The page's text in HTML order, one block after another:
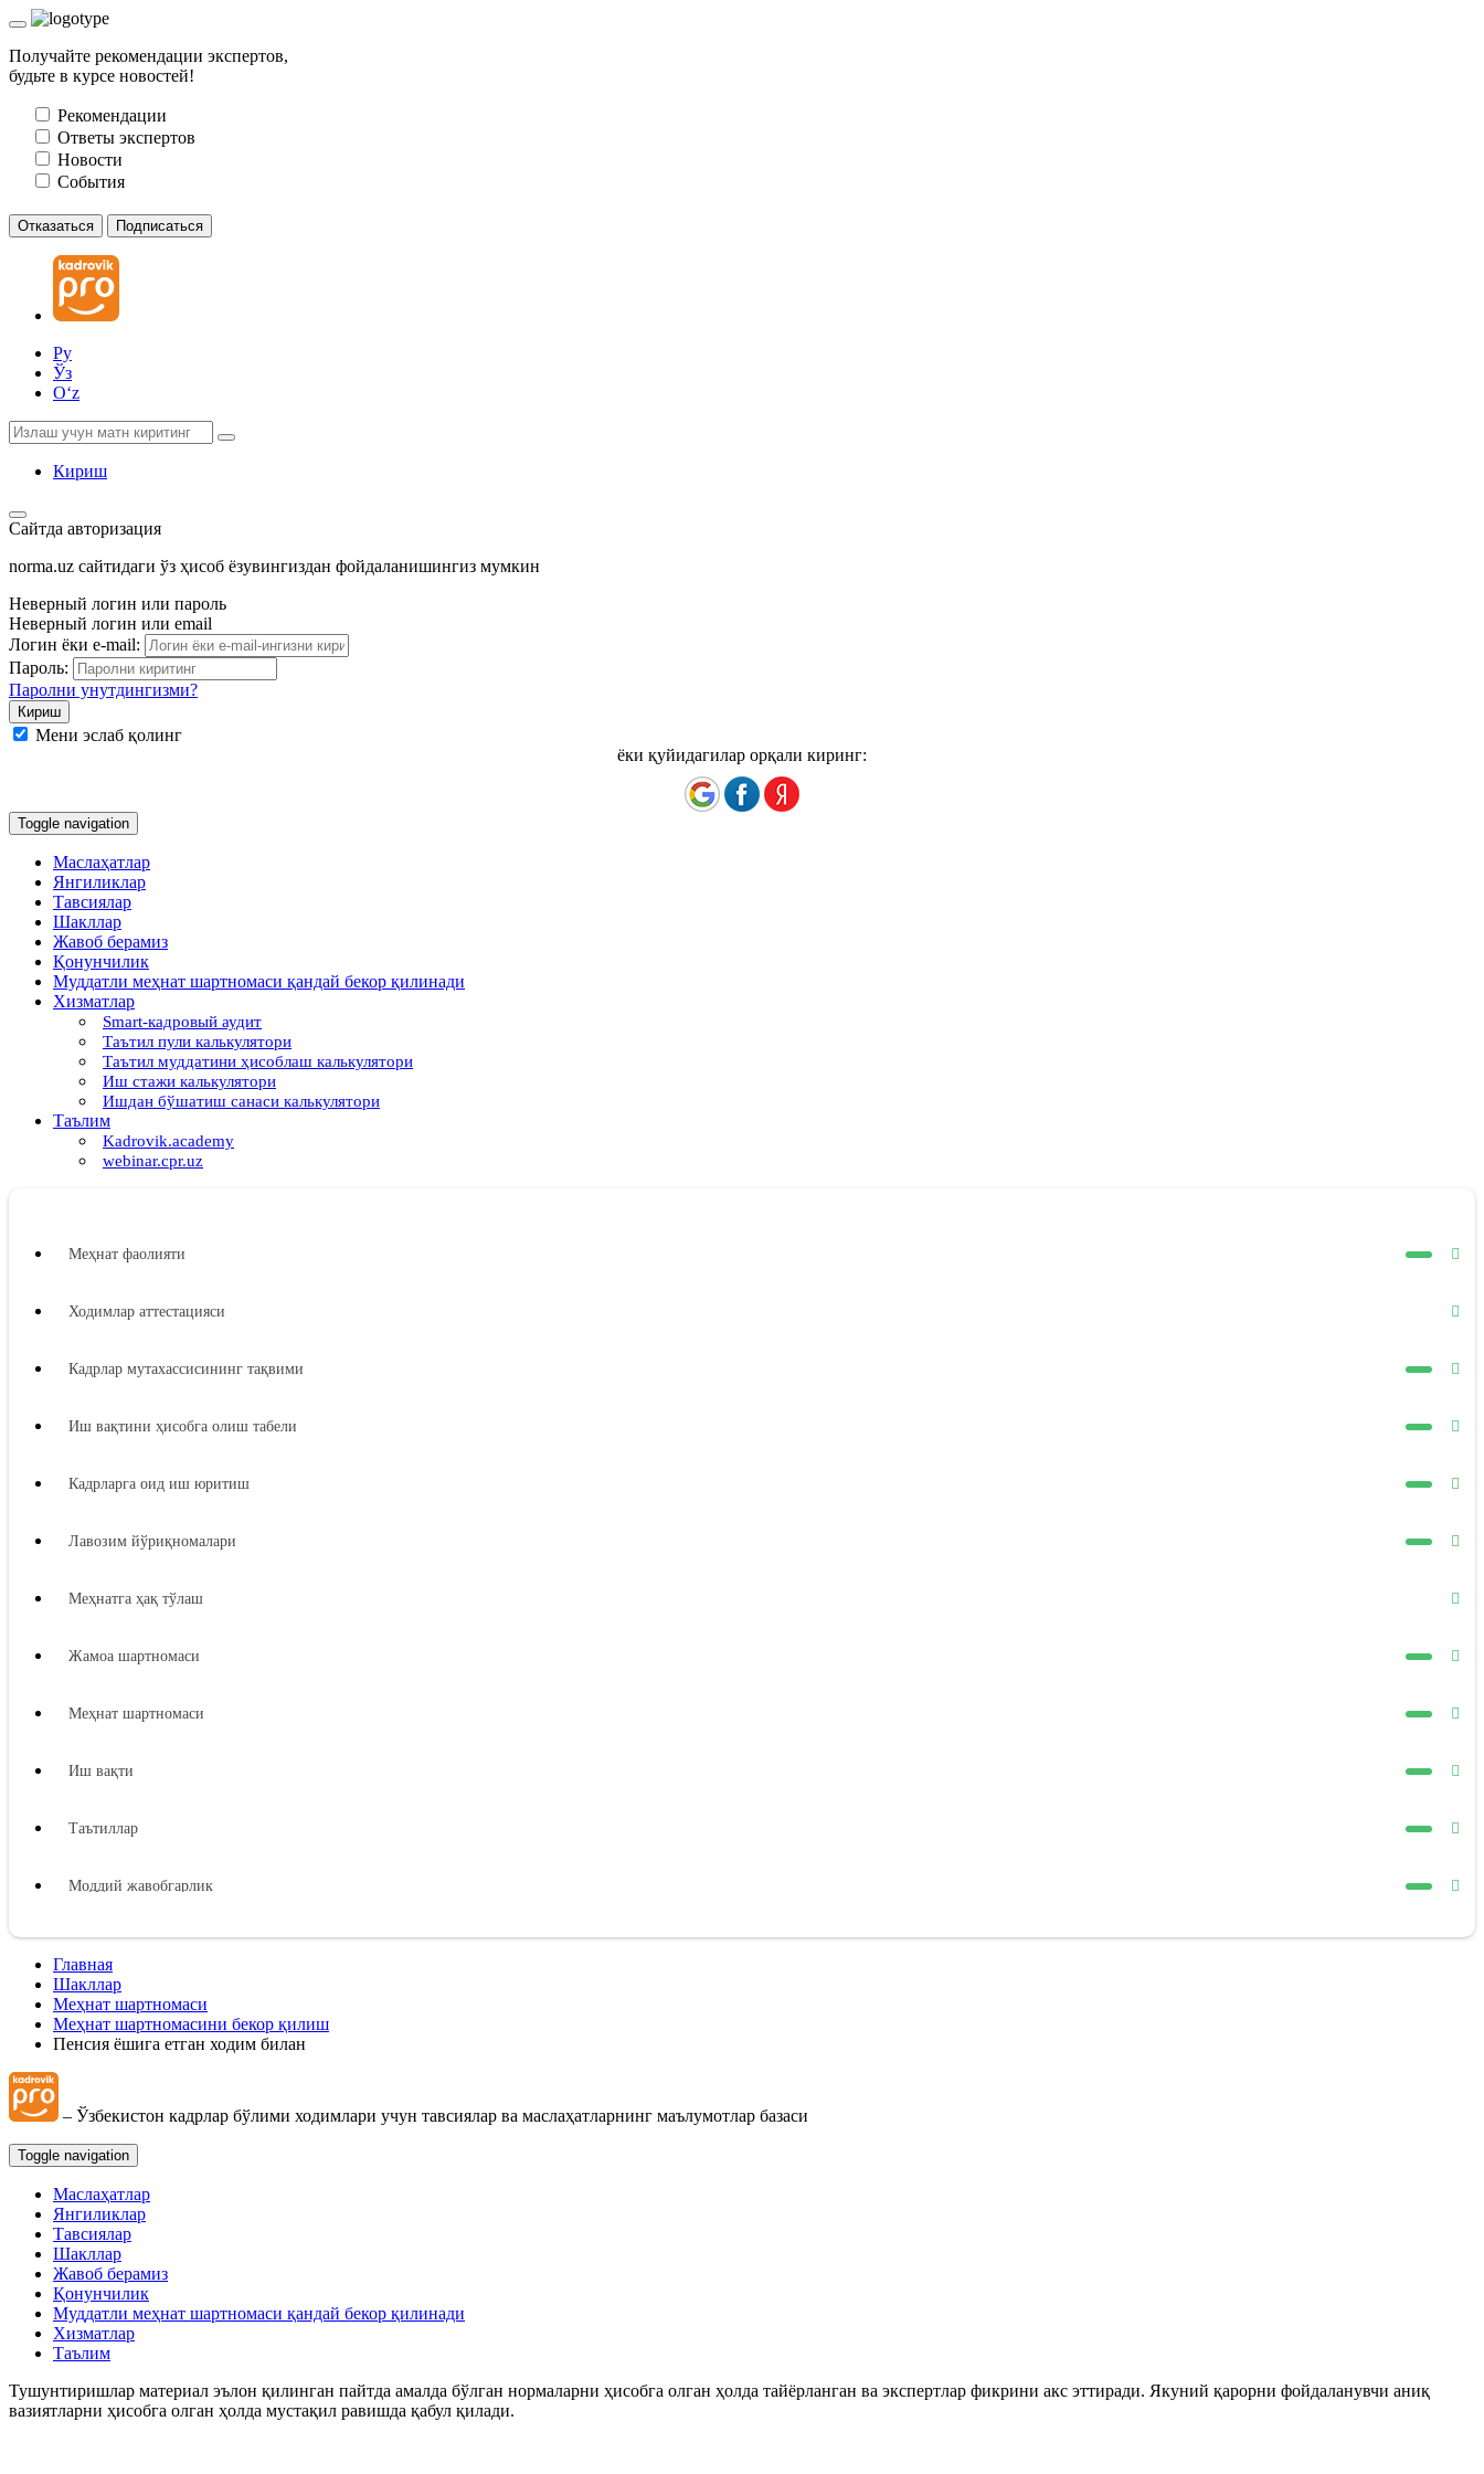
Получайте рекомендации экспертов,
будьте в курсе новостей!
Рекомендации
Ответы экспертов
Новости
События
Отказаться Подписаться
Ру
Ўз
Oʻz
Кириш
Сайтда авторизация
norma.uz сайтидаги ўз ҳисоб ёзувингиздан фойдаланишингиз мумкин
Неверный логин или пароль
Неверный логин или email
Логин ёки e-mail:
Пароль:
Паролни унутдингизми?
Мени эслаб қолинг
ёки қуйидагилар орқали киринг:
Toggle navigation
Маслаҳатлар
Янгиликлар
Тавсиялар
Шакллар
Жавоб берамиз
Қонунчилик
Муддатли меҳнат шартномаси қандай бекор қилинади
Хизматлар
Smart-кадровый аудит
Таътил пули калькулятори
Таътил муддатини ҳисоблаш калькулятори
Иш стажи калькулятори
Ишдан бўшатиш санаси калькулятори
Таълим
Kadrovik.academy
webinar.cpr.uz
Меҳнат фаолияти
Ходимлар аттестацияси
Кадрлар мутахассисининг тақвими
Иш вақтини ҳисобга олиш табели
Кадрларга оид иш юритиш
Лавозим йўриқномалари
Меҳнатга ҳақ тўлаш
Жамоа шартномаси
Меҳнат шартномаси
Иш вақти
Таътиллар
Моддий жавобгарлик
Ходимнинг моддий жавобгарлиги
Интизомий жазо
Тиббий кўрик
Моддий ёрдам
Юридик масалалар
Чек-варақлар
Ташкилотнинг локал ҳужжатлари
Главная
Шакллар
Меҳнат шартномаси
Меҳнат шартномасини бекор қилиш
Пенсия ёшига етган ходим билан
– Ўзбекистон кадрлар бўлими ходимлари учун тавсиялар ва маслаҳатларнинг маълумотлар базаси
Toggle navigation
Маслаҳатлар
Янгиликлар
Тавсиялар
Шакллар
Жавоб берамиз
Қонунчилик
Муддатли меҳнат шартномаси қандай бекор қилинади
Хизматлар
Таълим
Тушунтиришлар материал эълон қилинган пайтда амалда бўлган нормаларни ҳисобга олган ҳолда тайёрланган ва экспертлар фикрини акс эттиради. Якуний қарорни фойдаланувчи аниқ
вазиятларни ҳисобга олган ҳолда мустақил равишда қабул қилади.